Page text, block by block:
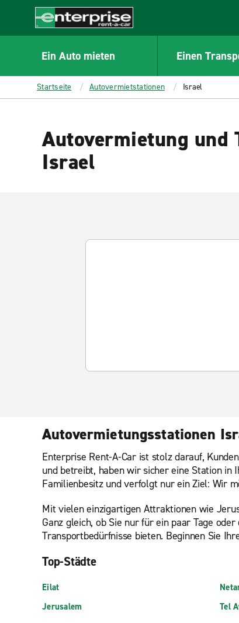
CONTENT
Enterprise
Ein Auto mieten Einen
Startseite Autovermietstationen Israel
Autovermietung und
Israel
Autovermietungsstationen
Enterprise Rent-A-Car ist stolz darauf,
und betreibt, haben wir sicher eine Station
Familienbesitz und verfolgt nur ein Ziel: Wir
Mit vielen einzigartigen Attraktionen wie
Ganz gleich, ob Sie nur für ein paar Tage
Transportbedürfnisse bieten. Beginnen Sie
Top-Städte
Eilat
Jerusalem
Tel